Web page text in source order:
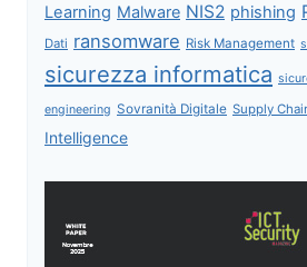
Learning Malware NIS2 phishing
Dati ransomware Risk Management
sicurezza informatica
engineering Sovranità Digitale Supply
Intelligence